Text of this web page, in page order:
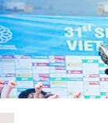
학생현황
위치/전화
전경사진